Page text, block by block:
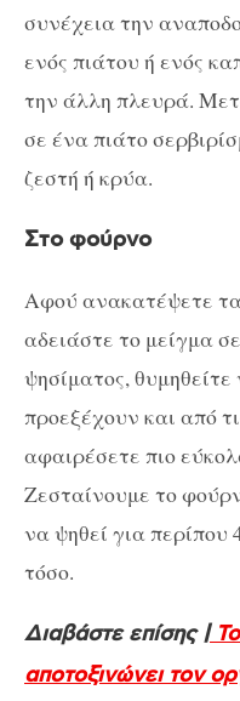
συνέχεια την
ενός πιάτου ή ενός
την άλλη πλευρά.
σε ένα πιάτο
ζεστή ή κρύα.
Στο φούρνο
Αφού ανακατέψετε
αδειάστε το μείγμα
ψησίματος,
προεξέχουν και από
αφαιρέσετε πιο
Ζεσταίνουμε το
να ψηθεί για
τόσο.
Διαβάστε επίσης |
αποτοξινώνει τον